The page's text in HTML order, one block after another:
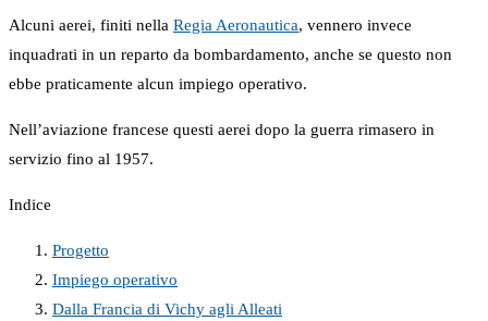
Alcuni aerei, finiti nella Regia Aeronautica, vennero invece
inquadrati in un reparto da bombardamento, anche se questo non
ebbe praticamente alcun impiego operativo.
Nell’aviazione francese questi aerei dopo la guerra rimasero in
servizio fino al 1957.
Indice
Progetto
Impiego operativo
Dalla Francia di Vichy agli Alleati